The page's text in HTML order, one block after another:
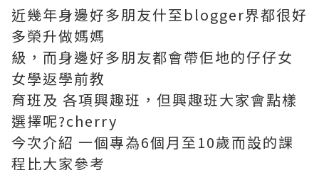
近幾年身邊好多朋友什至blogger界都很好
多榮升做媽媽
級，而身邊好多朋友都會帶佢地的仔仔女
女學返學前教
育班及 各項興趣班，但興趣班大家會點樣
選擇呢?cherry
今次介紹 一個專為6個月至10歲而設的課
程比大家參考